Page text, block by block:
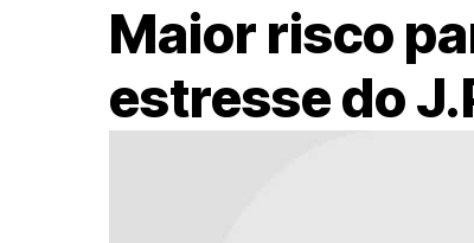
Maior risco
estresse do